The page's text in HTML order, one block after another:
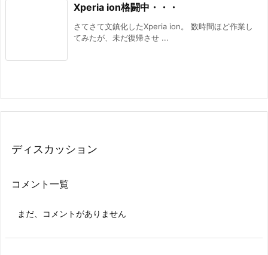
Xperia ion格闘中・・・
さてさて文鎮化したXperia ion。 数時間ほど作業し
てみたが、未だ復帰させ ...
ディスカッション
コメント一覧
まだ、コメントがありません